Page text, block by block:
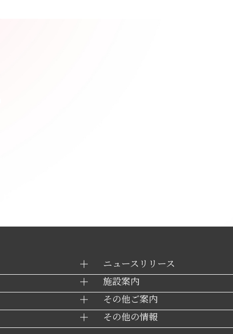
ニュースリリース
施設案内
その他ご案内
その他の情報